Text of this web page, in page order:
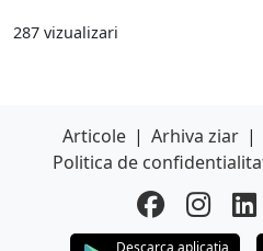
287 vizualizari
Articole | Arhiva ziar |
Politica de
Descarca aplicatia